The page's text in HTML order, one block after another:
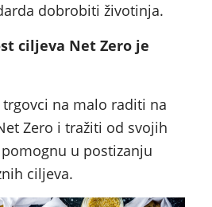
dobrobiti životinja.
ciljeva Net Zero je
na malo raditi na
Zero i tražiti od svojih
u postizanju
ciljeva.